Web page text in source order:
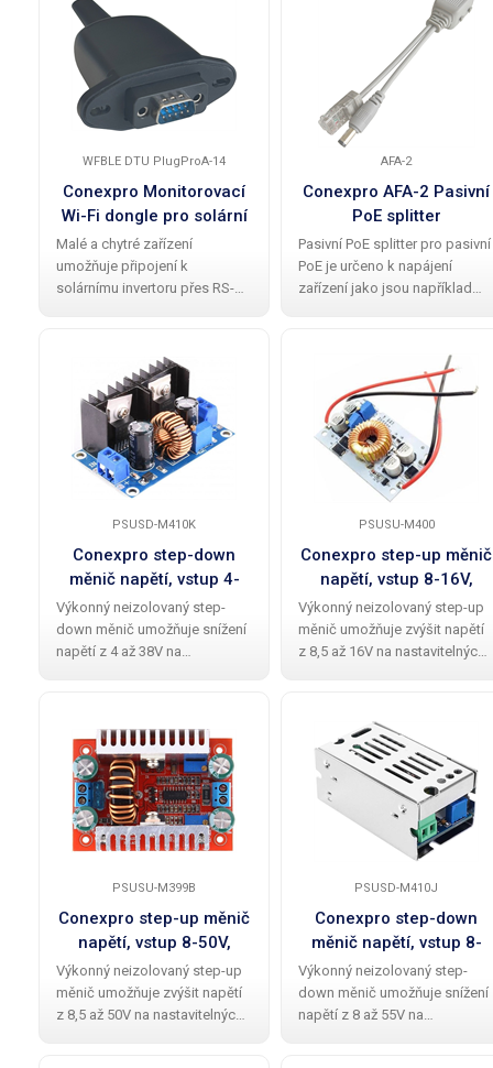
gigabitovou rychlost
10/100/1000 Mb/s pro
zajistí stabilní výkon i při
WFBLE DTU PlugProA-14
Conexpro Monitorovací
Wi-Fi dongle pro solární
invertory DFT
Malé a chytré zařízení
umožňuje připojení k
solárnímu invertoru přes RS-
díky integrované 2.4 GHz Wi-Fi.
Díky Bluetooth lze provádět
lokální monitoring
AFA-2
Conexpro AFA-2 Pasivní
PoE splitter
Pasivní PoE splitter pro pasivní
PoE je určeno k napájení
zařízení jako jsou například
Tento splitter (extraktor) v bílé
barvě s rychlostí 100 Mbps
PSUSD-M410K
Conexpro step-down
měnič napětí, vstup 4-
38V, výstup 1-36V, 8A,
250W
Výkonný neizolovaný step-
down měnič umožňuje snížení
napětí z 4 až 38V na
napětí) . Poskytuje trvalý
výstupní proud 5A a
PSUSU-M400
Conexpro step-up měnič
napětí, vstup 8-16V,
výstup 10-50V, 8A, 250W
Výkonný neizolovaný step-up
měnič umožňuje zvýšit napětí
z 8,5 až 16V na nastavitelných
trvalý výstupní proud až 8A s
PSUSU-M399B
Conexpro step-up měnič
napětí, vstup 8-50V,
výstup 12-60V, 12A,
400W
Výkonný neizolovaný step-up
měnič umožňuje zvýšit napětí
z 8,5 až 50V na nastavitelných
PSUSD-M410J
Conexpro step-down
měnič napětí, vstup 8-
55V, výstup 1-35V, max.
15A
Výkonný neizolovaný step-
down měnič umožňuje snížení
napětí z 8 až 55V na